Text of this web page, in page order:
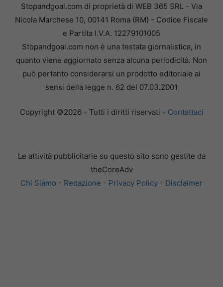
Stopandgoal.com di proprietà di WEB 365 SRL - Via
Nicola Marchese 10, 00141 Roma (RM) - Codice Fiscale
e Partita I.V.A. 12279101005
Stopandgoal.com non è una testata giornalistica, in
quanto viene aggiornato senza alcuna periodicità. Non
può pertanto considerarsi un prodotto editoriale ai
sensi della legge n. 62 del 07.03.2001
Copyright ©2026 - Tutti i diritti riservati - Contattaci
Le attività pubblicitarie su questo sito sono gestite da
theCoreAdv
Chi Siamo - Redazione - Privacy Policy - Disclaimer